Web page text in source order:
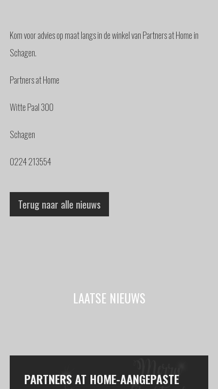
Kom voor advies op maat langs in de winkel van Partners at Home in
Schagen.
Partners at Home
Witte Paal 300
Schagen
0224 213554
Terug naar alle nieuws
LAATSE NIEUWS
PARTNERS AT HOME-AANGEPASTE